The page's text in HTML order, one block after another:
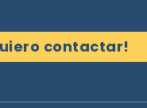
contactar!